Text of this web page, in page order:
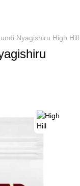
Nyagishiru High Hill